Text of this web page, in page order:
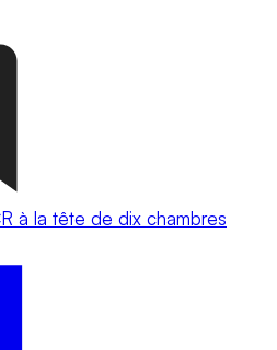
à la tête de dix chambres